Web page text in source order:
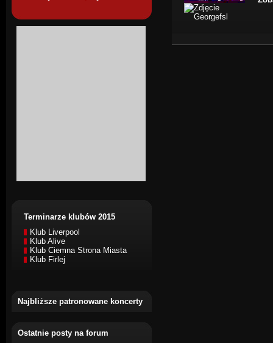
Terminarze klubów 2015
Klub Liverpool
Klub Alive
Klub Ciemna Strona Miasta
Klub Firlej
Najbliższe patronowane koncerty
Ostatnie posty na forum